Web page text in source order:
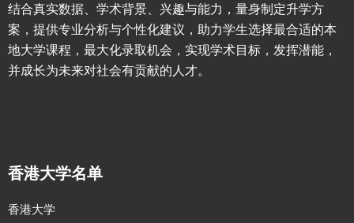
结合真实数据、学术背景、兴趣与能力，量身制定升学方
案，提供专业分析与个性化建议，助力学生选择最合适的本
地大学课程，最大化录取机会，实现学术目标，发挥潜能，
并成长为未来对社会有贡献的人才。
香港大学名单
香港大学